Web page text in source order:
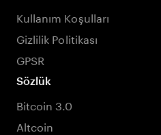
Kullanım Koşulları
Gizlilik Politikası
GPSR
Sözlük
Bitcoin 3.0
Altcoin